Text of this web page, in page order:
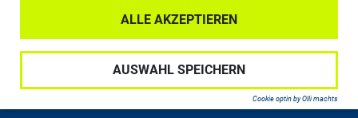
Datenschutz
Haftungsausschluss
Impressum
ALLE AKZEPTIEREN
AUSWAHL SPEICHERN
Cookie optin by Olli machts